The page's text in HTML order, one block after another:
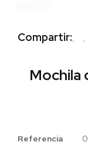
Mochila
Referencia
Compartir: